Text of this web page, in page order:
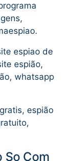
espiao de
espião,
whatsapp
espião
So Com